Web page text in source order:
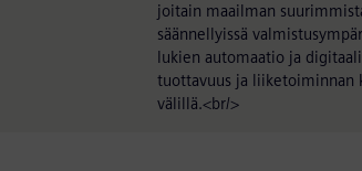
joitain maailman
säännellyissä
lukien automaatio ja
tuottavuus ja liiketoiminnan
välillä.<br/>